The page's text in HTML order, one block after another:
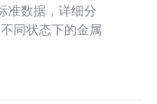
准数据，详细分
同状态下的金属